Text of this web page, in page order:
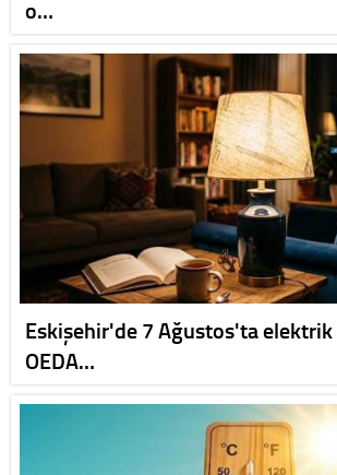
o…
Eskişehir'de 7 Ağustos'ta
OEDA…